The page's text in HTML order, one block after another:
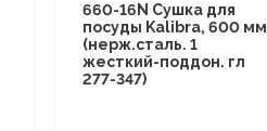
660-16N Сушка для
посуды Kalibra, 600 мм
(нерж.сталь. 1
жесткий-поддон. гл
277-347)